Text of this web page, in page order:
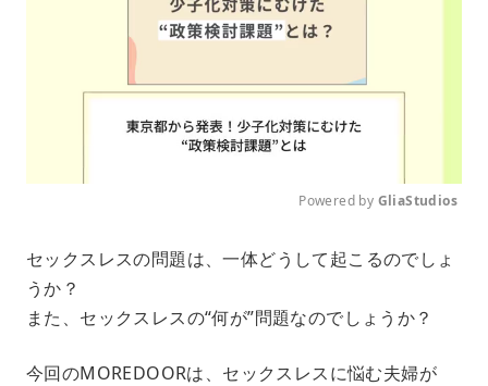
u
e
Powered by GliaStudios
セックスレスの問題は、一体どうして起こるのでしょ
うか？
また、セックスレスの“何が”問題なのでしょうか？
今回のMOREDOORは、セックスレスに悩む夫婦が